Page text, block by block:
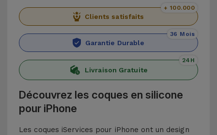
Clients satisfaits
+ 100.000
Garantie Durable
36 Mois
Livraison Gratuite
24H
Découvrez les coques en silicone
pour iPhone
Les coques iServices pour iPhone ont un design